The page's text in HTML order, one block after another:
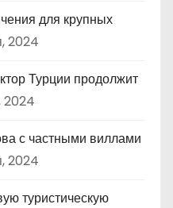
для крупных
2024
Турции продолжит
2024
с частными виллами
2024
туристическую